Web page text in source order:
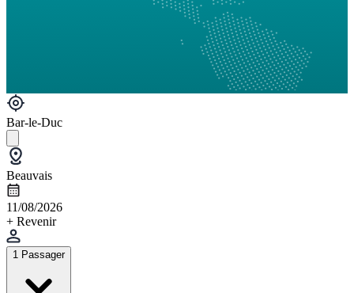
Bar-le-Duc
Beauvais
11/08/2026
+ Revenir
1 Passager